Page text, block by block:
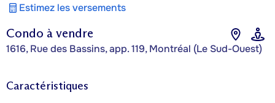
Condo à vendre
1616, Rue des Bassins, app. 119, Montréal (Le Sud-Ouest)
Estimez les versements
Caractéristiques